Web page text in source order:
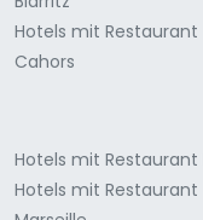
Hotels mit Restaurant
Cahors
Hotels mit Restaurant
Hotels mit Restaurant